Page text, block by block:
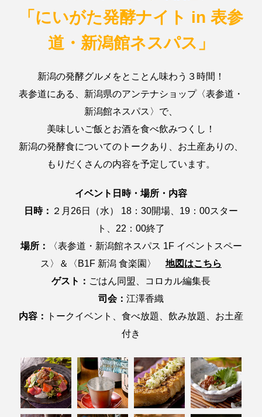
「にいがた発酵ナイト in 表参
道・新潟館ネスパス」
新潟の発酵グルメをとことん味わう３時間！
表参道にある、新潟県のアンテナショップ〈表参道・
新潟館ネスパス〉で、
美味しいご飯とお酒を食べ飲みつくし！
新潟の発酵食についてのトークあり、お土産ありの、
もりだくさんの内容を予定しています。
イベント日時・場所・内容
日時： ２月26日（水） 18：30開場、19：00スター
ト、22：00終了
場所：
〈表参道・新潟館ネスパス 1F イベントスペー
ス〉＆〈B1F 新潟 食楽園〉 地図はこちら
ゲスト： ごはん同盟、コロカル編集長
司会： 江澤香織
内容：
トークイベント、食べ放題、飲み放題、お土産
付き